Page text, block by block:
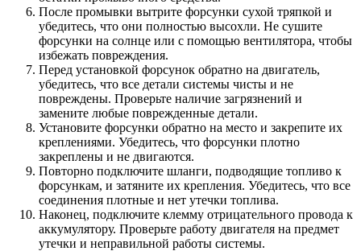
После промывки вытрите форсунки сухой тряпкой и
убедитесь, что они полностью высохли. Не сушите
форсунки на солнце или с помощью вентилятора, чтобы
избежать повреждения.
Перед установкой форсунок обратно на двигатель,
убедитесь, что все детали системы чисты и не
повреждены. Проверьте наличие загрязнений и
замените любые поврежденные детали.
Установите форсунки обратно на место и закрепите их
креплениями. Убедитесь, что форсунки плотно
закреплены и не двигаются.
Повторно подключите шланги, подводящие топливо к
форсункам, и затяните их крепления. Убедитесь, что все
соединения плотные и нет утечки топлива.
Наконец, подключите клемму отрицательного провода к
аккумулятору. Проверьте работу двигателя на предмет
утечки и неправильной работы системы.